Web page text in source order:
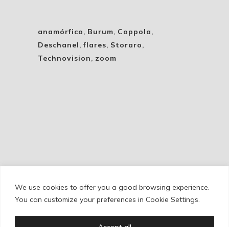
We use cookies to offer you a good browsing experience.
You can customize your preferences in Cookie Settings.
anamórfico, Burum, Coppola,
Deschanel,flares, Storaro,
Technovision, zoom
Cookie Policy/Privacy Policy /Legal Warning